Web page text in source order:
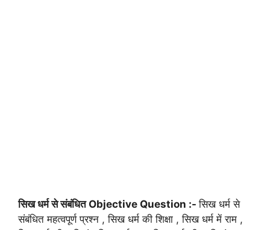
सिख धर्म से संबंधित Objective Question :-सिख धर्म से
संबंधित महत्वपूर्ण प्रश्न , सिख धर्म की शिक्षा , सिख धर्म में राम ,